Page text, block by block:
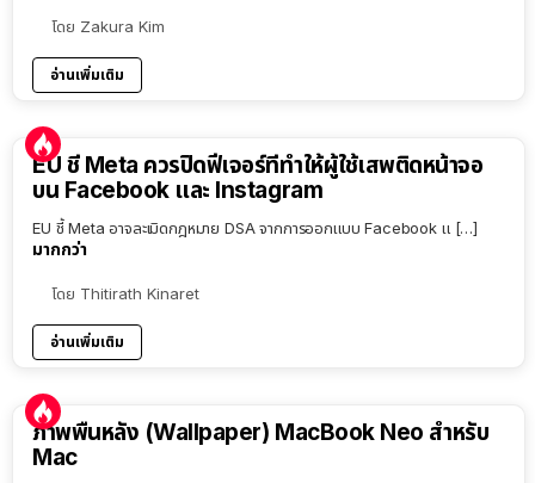
โดย Zakura Kim
อ่านเพิ่มเติม
EU ชี้ Meta ควรปิดฟีเจอร์ที่ทำให้ผู้ใช้เสพติดหน้าจอ
บน Facebook และ Instagram
EU ชี้ Meta อาจละเมิดกฎหมาย DSA จากการออกแบบ Facebook แ […]
มากกว่า
โดย Thitirath Kinaret
อ่านเพิ่มเติม
ภาพพื้นหลัง (Wallpaper) MacBook Neo สำหรับ
Mac